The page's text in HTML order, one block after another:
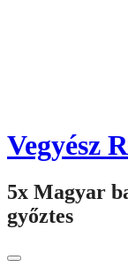
Vegyész
5x Magyar
győztes